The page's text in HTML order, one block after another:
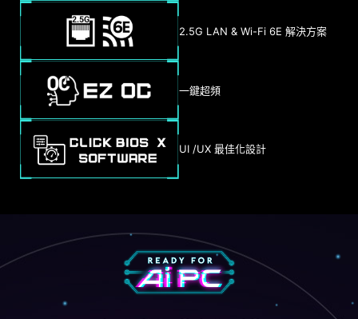
2.5G LAN & Wi-Fi 6E 解決方案
一鍵超頻
UI /UX 最佳化設計